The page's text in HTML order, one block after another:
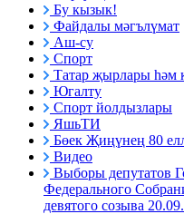
Бу кызык!
Файдалы мәгълүмат
Аш-су
Спорт
Татар җырлары һәм
Югалту
Спорт йолдызлары
ЯшьТИ
Бөек Җиңүнең 80
Видео
Выборы депутатов
Федерального
девятого созыва